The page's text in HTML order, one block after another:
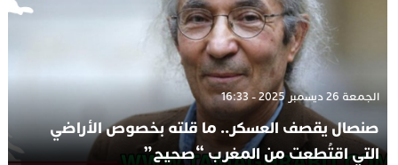
الجمعة 26 ديسمبر 2025 - 16:33
صنصال يقصف العسكر.. ما قلته بخصوص الأراضي
التي اقتُطعت من المغرب “صحيح”